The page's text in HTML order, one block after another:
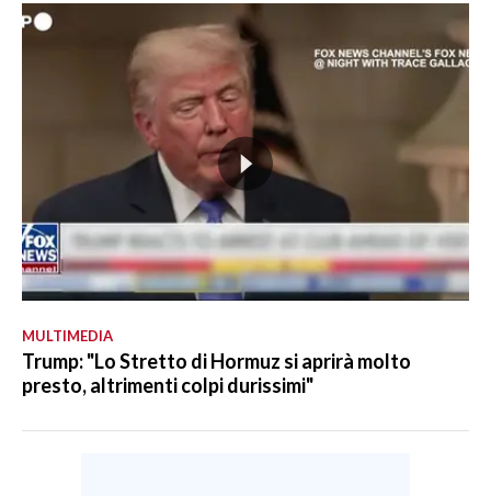
MULTIMEDIA
Trump: "Lo Stretto di Hormuz si aprirà molto
presto, altrimenti colpi durissimi"